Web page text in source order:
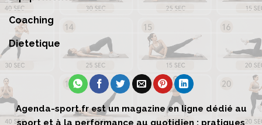
Coaching
Dietetique
Agenda-sport.fr est un magazine en ligne dédié au
sport et à la performance au quotidien : pratiques